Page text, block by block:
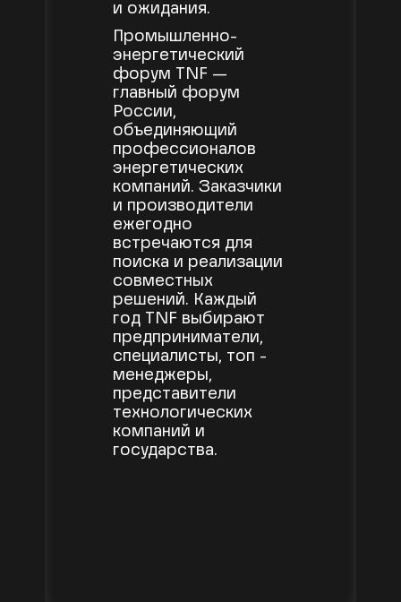
и ожидания.
Промышленно-
энергетический
форум TNF —
главный форум
России,
объединяющий
профессионалов
энергетических
компаний. Заказчики
и производители
ежегодно
встречаются для
поиска и реализации
совместных
решений. Каждый
год TNF выбирают
предприниматели,
специалисты, топ -
менеджеры,
представители
технологических
компаний и
государства.